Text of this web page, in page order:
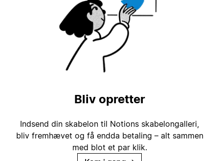
Bliv opretter
Indsend din skabelon til Notions skabelongalleri,
bliv fremhævet og få endda betaling – alt sammen
med blot et par klik.